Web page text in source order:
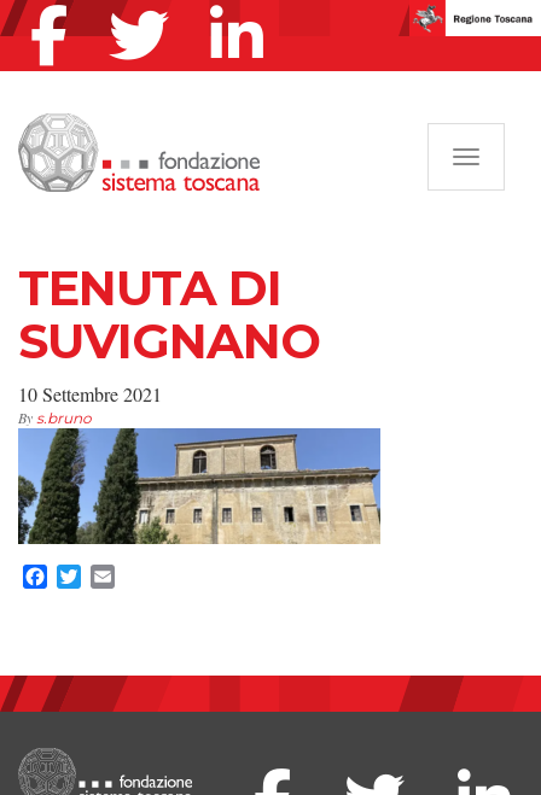
TENUTA DI
SUVIGNANO
10 Settembre 2021
By s.bruno
Facebook
Twitter